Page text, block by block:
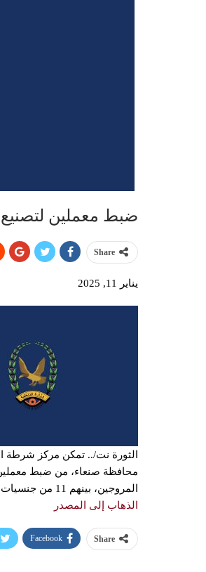
ضبط معملين لتصنيع الخمور و13 مروجاً من
Share
يناير 11, 2025
الثورة نت/.. تمكن مركز شرطة
المروجين، بينهم 11 من جنسيات أفريقية. وأفادت شرطة مديرية سنحان أن العملية جاءت بعد يومين من المتابعة والتحري […]
الذهاب إلى المصدر
Share
Facebook